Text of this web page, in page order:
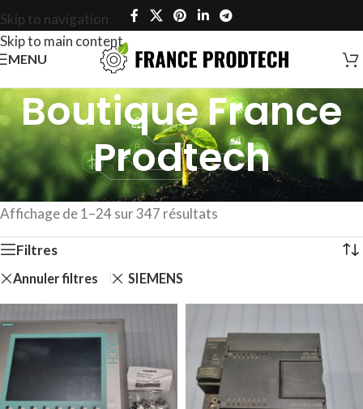
Skip to navigation
Skip to main content
MENU
Boutique France
Prodtech
Accueil
Boutique France Prodtech
Affichage de 1–24 sur 347 résultats
Filtres
Annuler filtres SIEMENS